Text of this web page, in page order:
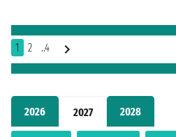
2026 2027 2028
1 2 ..4